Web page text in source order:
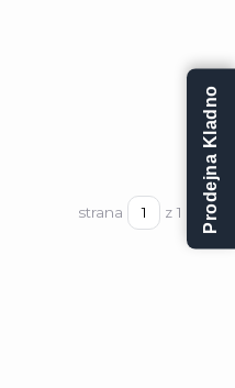
strana z 1 Prodejna Kladno